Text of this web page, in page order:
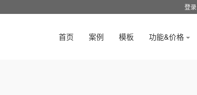
登录
首页 案例 模板 功能&价格